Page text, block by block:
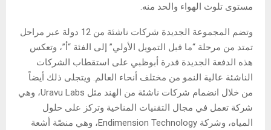
مستوى تلوث الهواء والحد منه.
وتضم المجموعة الجديدة شركات ناشئة من 12 دولة عبر مراحل
تمتد من مرحلة “ما قبل التمويل الأولي” إلى الفئة “أ”، وتعكس
هذه الدفعة الجديدة قدرة أبوظبي على استقطاب الشركات
الناشئة عالية النمو من مختلف أنحاء العالم. ويتجلى ذلك أيضاً
من خلال انضمام شركات ناشئة من الهند مثل Uravu Labs، وهي
شركة تعمل في مجال التقنيات المناخية وتركز على حلول
المياه، وشركة Endimension Technology، وهي منصّة أشعة